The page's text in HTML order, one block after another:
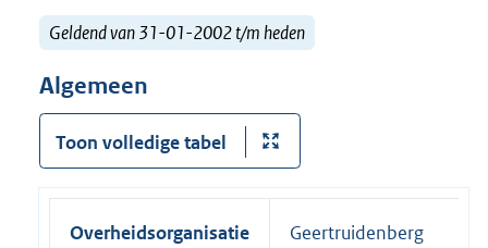
Geldend van 31-01-2002 t/m heden
Algemeen
Toon volledige tabel
Overheidsorganisatie Geertruidenberg